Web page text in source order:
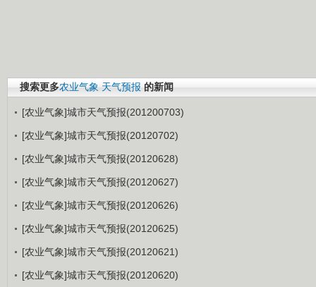
搜索更多农业气象 天气预报 的新闻
[农业气象]城市天气预报(201200703)
[农业气象]城市天气预报(20120702)
[农业气象]城市天气预报(20120628)
[农业气象]城市天气预报(20120627)
[农业气象]城市天气预报(20120626)
[农业气象]城市天气预报(20120625)
[农业气象]城市天气预报(20120621)
[农业气象]城市天气预报(20120620)